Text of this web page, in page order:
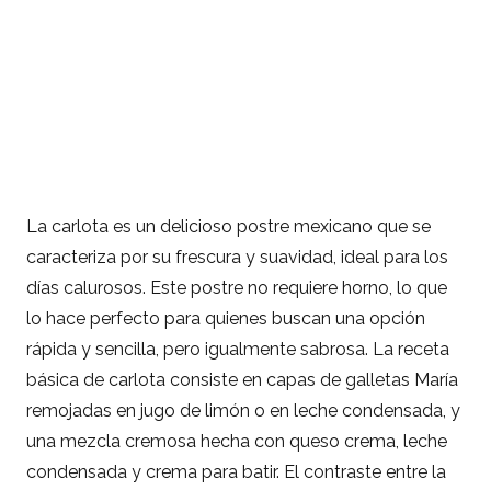
La carlota es un delicioso postre mexicano que se
caracteriza por su frescura y suavidad, ideal para los
días calurosos. Este postre no requiere horno, lo que
lo hace perfecto para quienes buscan una opción
rápida y sencilla, pero igualmente sabrosa. La receta
básica de carlota consiste en capas de galletas María
remojadas en jugo de limón o en leche condensada, y
una mezcla cremosa hecha con queso crema, leche
condensada y crema para batir. El contraste entre la